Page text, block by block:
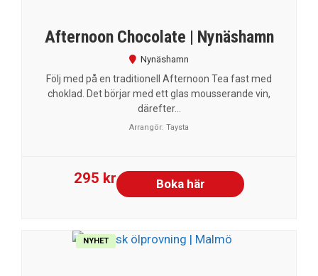
Afternoon Chocolate | Nynäshamn
Nynäshamn
Följ med på en traditionell Afternoon Tea fast med
choklad. Det börjar med ett glas mousserande vin,
därefter...
Arrangör: Taysta
295 kr Boka här
NYHET